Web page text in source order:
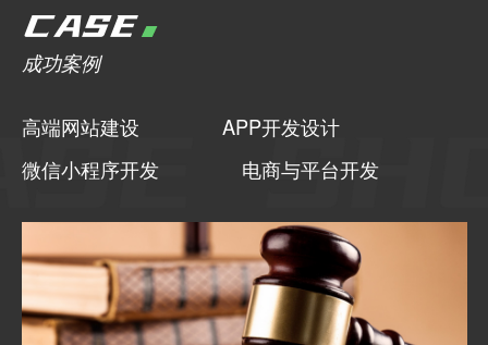
CASE
成功案例
高端网站建设
APP开发设计
微信小程序开发
电商与平台开发